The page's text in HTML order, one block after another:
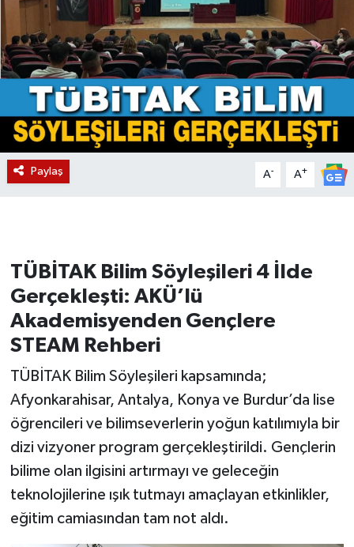
Paylaş A- A+
TÜBİTAK Bilim Söyleşileri 4 İlde
Gerçekleşti: AKÜ’lü
Akademisyenden Gençlere
STEAM Rehberi
TÜBİTAK Bilim Söyleşileri kapsamında;
Afyonkarahisar, Antalya, Konya ve Burdur’da lise
öğrencileri ve bilimseverlerin yoğun katılımıyla bir
dizi vizyoner program gerçekleştirildi. Gençlerin
bilime olan ilgisini artırmayı ve geleceğin
teknolojilerine ışık tutmayı amaçlayan etkinlikler,
eğitim camiasından tam not aldı.